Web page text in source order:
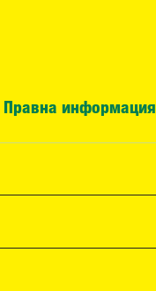
Правна информация